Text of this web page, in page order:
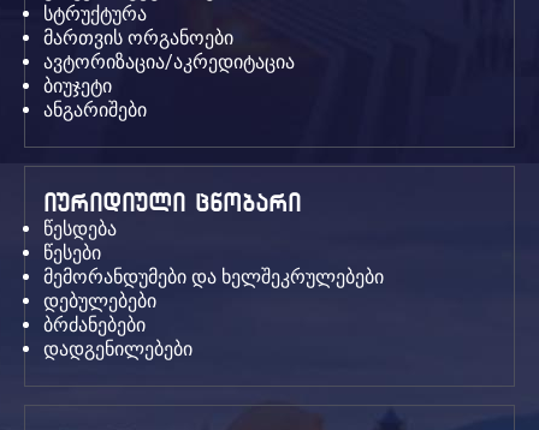
სტრუქტურა
მართვის ორგანოები
ავტორიზაცია/აკრედიტაცია
ბიუჯეტი
ანგარიშები
იურიდიული ცნობარი
წესდება
წესები
მემორანდუმები და ხელშეკრულებები
დებულებები
ბრძანებები
დადგენილებები